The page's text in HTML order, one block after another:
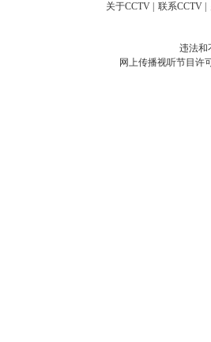
关于CCTV 联系CCTV
违法和
网上传播视听节目许